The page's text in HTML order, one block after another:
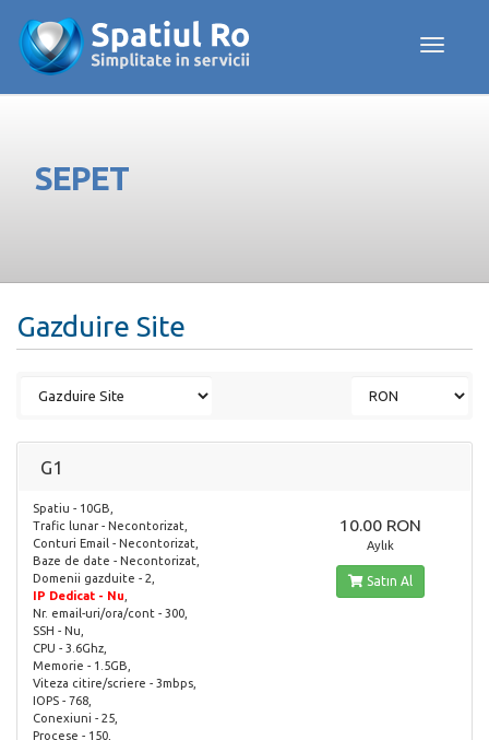
Toggle
SEPET
Gazduire Site
G1
Spatiu - 10GB,
Trafic lunar - Necontorizat,
Conturi Email - Necontorizat,
Baze de date - Necontorizat,
Domenii gazduite - 2,
IP Dedicat - Nu
Nr. email-uri/ora/cont - 300,
SSH - Nu,
CPU - 3.6Ghz,
Memorie - 1.5GB,
Viteza citire/scriere - 3mbps,
IOPS - 768,
Conexiuni - 25,
Procese - 150,
10.00 RON
Aylık
Satın Al